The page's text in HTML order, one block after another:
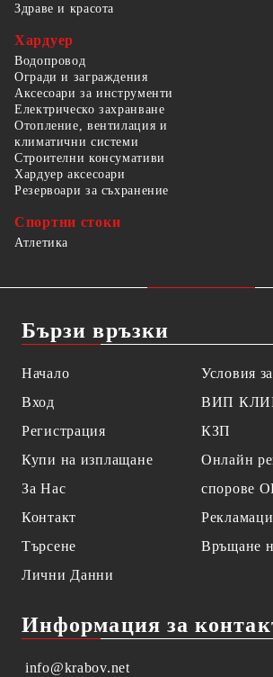
Здраве и красота
Хардуер
Водопровод
Огради и заграждения
Аксесоари за инструменти
Електрическо захранване
Отопление, вентилация и
климатични системи
Строителни консумативи
Хардуер аксесоари
Резервоари за съхранение
Спортни стоки
Атлетика
Бързи връзки
Начало
Вход
Регистрация
Купи на изплащане
За Нас
Контакт
Търсене
Лични Данни
Условия
ВИП
КЗП
Онлайн
спорове
Връщане
Информация за
info@krabov.net